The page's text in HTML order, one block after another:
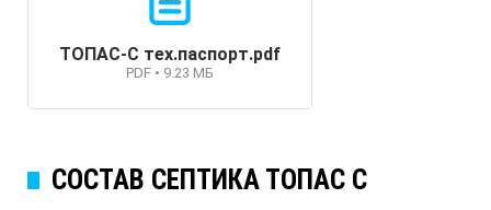
ТОПАС-С тех.паспорт.pdf
PDF • 9.23 МБ
СОСТАВ СЕПТИКА ТОПАС C